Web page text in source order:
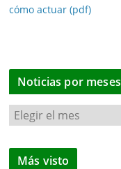
cómo actuar (pdf)
Noticias por meses
N
o
t
Más visto